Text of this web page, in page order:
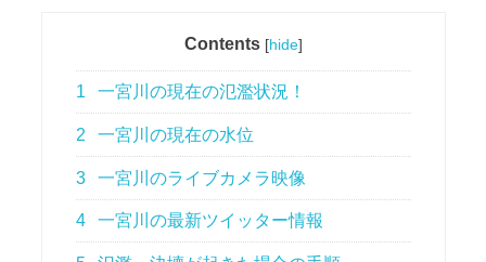
Contents [hide]
1 一宮川の現在の氾濫状況！
2 一宮川の現在の水位
3 一宮川のライブカメラ映像
4 一宮川の最新ツイッター情報